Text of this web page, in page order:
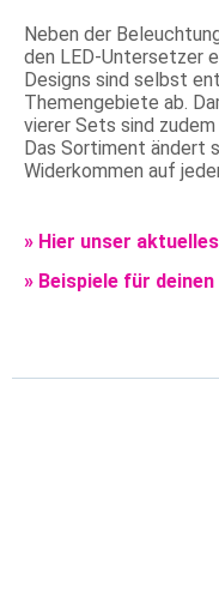
Neben der
den LED-Untersetzer
Designs sind selbst
Themengebiete ab.
vierer Sets sind
Das Sortiment ändert
Widerkommen auf
» Hier unser
» Beispiele für